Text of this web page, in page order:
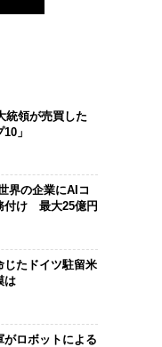
統領が売買した
」
界の企業にAIコ
付け 最大25億円
じたドイツ駐留米
は
がロボットによる